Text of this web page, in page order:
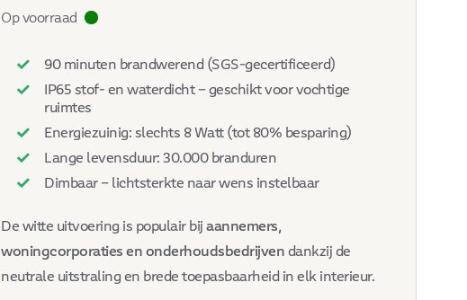
Op voorraad
90 minuten brandwerend (SGS-gecertificeerd)
IP65 stof- en waterdicht – geschikt voor vochtige
ruimtes
Energiezuinig: slechts 8 Watt (tot 80% besparing)
Lange levensduur: 30.000 branduren
Dimbaar – lichtsterkte naar wens instelbaar
De witte uitvoering is populair bijaannemers,
woningcorporaties en onderhoudsbedrijven dankzij de
neutrale uitstraling en brede toepasbaarheid in elk interieur.